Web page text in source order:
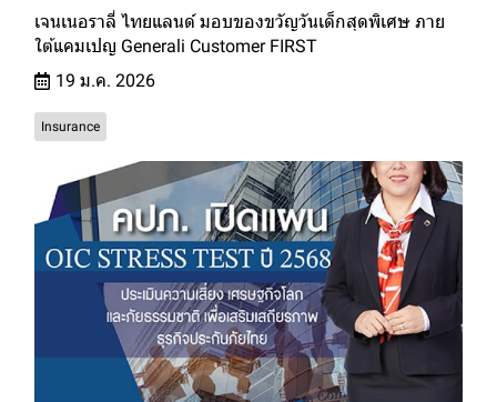
เจนเนอราลี่ ไทยแลนด์ มอบของขวัญวันเด็กสุดพิเศษ ภาย
ใต้แคมเปญ Generali Customer FIRST
19 ม.ค. 2026
Insurance